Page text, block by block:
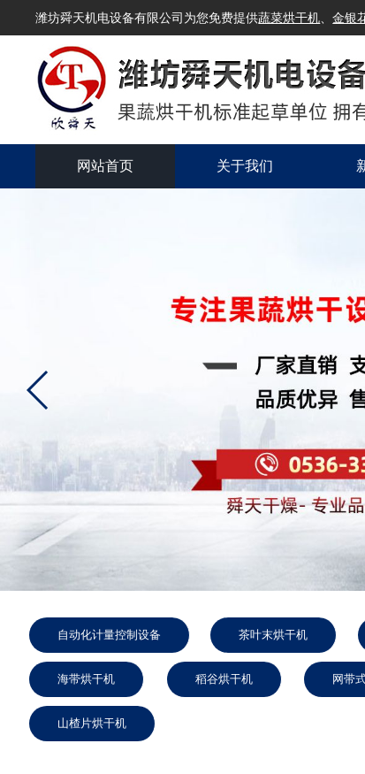
潍坊舜天机电设备有限公司为您免费提供蔬菜烘干机 、金银
网站首页 关于我们
自动化计量控制设备 茶叶末烘干机
海带烘干机 稻谷烘干机 网带
山楂片烘干机